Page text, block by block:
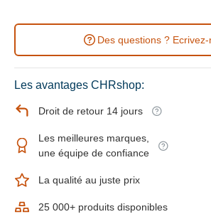
Des questions ? Ecrivez-
Les avantages CHRshop:
Droit de retour 14 jours
Les meilleures marques,
une équipe de confiance
La qualité au juste prix
25 000+ produits disponibles